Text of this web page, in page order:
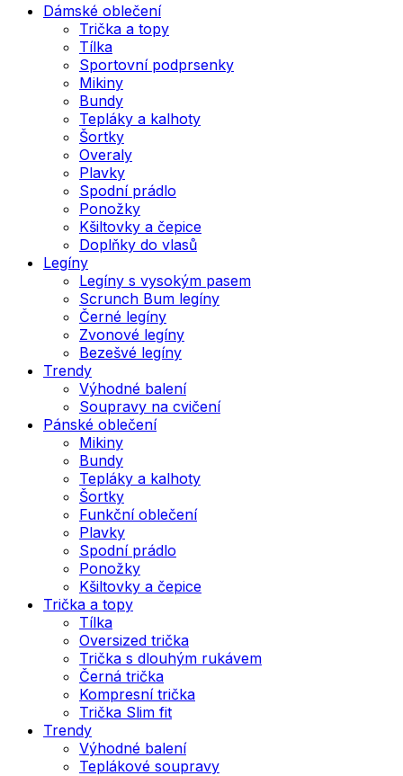
Dámské oblečení
Trička a topy
Tílka
Sportovní podprsenky
Mikiny
Bundy
Tepláky a kalhoty
Šortky
Overaly
Plavky
Spodní prádlo
Ponožky
Kšiltovky a čepice
Doplňky do vlasů
Legíny
Legíny s vysokým pasem
Scrunch Bum legíny
Černé legíny
Zvonové legíny
Bezešvé legíny
Trendy
Výhodné balení
Soupravy na cvičení
Pánské oblečení
Mikiny
Bundy
Tepláky a kalhoty
Šortky
Funkční oblečení
Plavky
Spodní prádlo
Ponožky
Kšiltovky a čepice
Trička a topy
Tílka
Oversized trička
Trička s dlouhým rukávem
Černá trička
Kompresní trička
Trička Slim fit
Trendy
Výhodné balení
Teplákové soupravy